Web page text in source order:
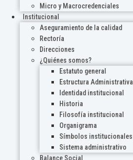
Micro y Macrocredenciales
Institucional
Aseguramiento de la calidad
Rectoría
Direcciones
¿Quiénes somos?
Estatuto general
Estructura Administrativa
Identidad institucional
Historia
Filosofía institucional
Organigrama
Símbolos institucionales
Sistema administrativo
Balance Social